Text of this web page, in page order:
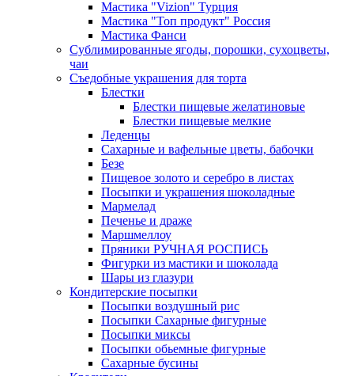
Мастика "Vizion" Турция
Мастика "Топ продукт" Россия
Мастика Фанси
Сублимированные ягоды, порошки, сухоцветы,
чаи
Съедобные украшения для торта
Блестки
Блестки пищевые желатиновые
Блестки пищевые мелкие
Леденцы
Сахарные и вафельные цветы, бабочки
Безе
Пищевое золото и серебро в листах
Посыпки и украшения шоколадные
Мармелад
Печенье и драже
Маршмеллоу
Пряники РУЧНАЯ РОСПИСЬ
Фигурки из мастики и шоколада
Шары из глазури
Кондитерские посыпки
Посыпки воздушный рис
Посыпки Сахарные фигурные
Посыпки миксы
Посыпки обьемные фигурные
Сахарные бусины